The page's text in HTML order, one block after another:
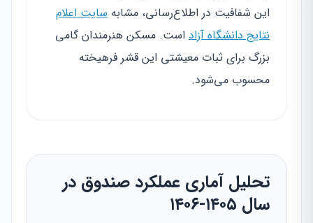
این شفافیت در اطلاع‌رسانی، مشابه سایت اعلام
نتایج دانشگاه آزاد است. مسکن هنرمندان گامی
بزرگ برای ثبات معیشتی این قشر فرهیخته
محسوب می‌شود.
تحلیل آماری عملکرد صندوق در
سال ۱۴۰۵-۱۴۰۶